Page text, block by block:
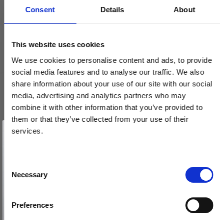
Consent Details About
This website uses cookies
We use cookies to personalise content and ads, to provide
social media features and to analyse our traffic. We also
share information about your use of our site with our social
media, advertising and analytics partners who may
combine it with other information that you’ve provided to
them or that they’ve collected from your use of their
services.
Necessary
Preferences
VH.13.1007.SS
580,00 DKK
Vind et gavekort